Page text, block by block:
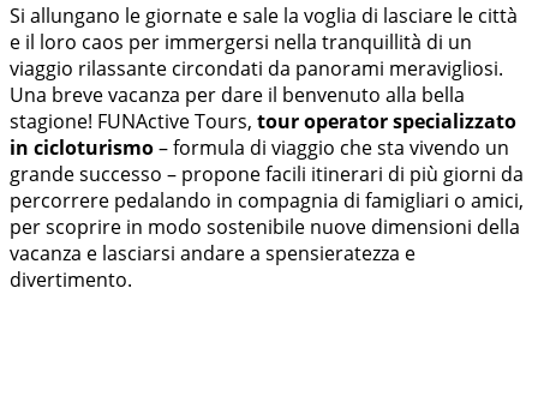
Si allungano le giornate e sale la voglia di lasciare le città
e il loro caos per immergersi nella tranquillità di un
viaggio rilassante circondati da panorami meravigliosi.
Una breve vacanza per dare il benvenuto alla bella
stagione! FUNActive Tours, tour operator specializzato
in cicloturismo– formula di viaggio che sta vivendo un
grande successo – propone facili itinerari di più giorni da
percorrere pedalando in compagnia di famigliari o amici,
per scoprire in modo sostenibile nuove dimensioni della
vacanza e lasciarsi andare a spensieratezza e
divertimento.